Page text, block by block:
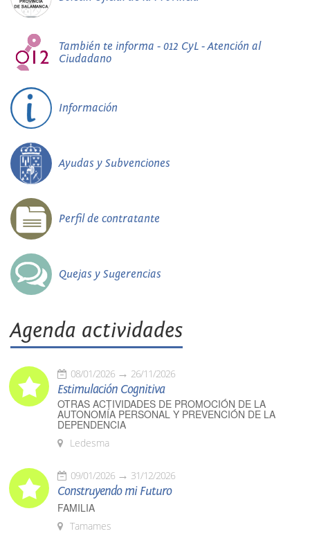
También te informa - 012 CyL - Atención al
Ciudadano
Información
Ayudas y Subvenciones
Perfil de contratante
Quejas y Sugerencias
Agenda actividades
08/01/2026 26/11/2026
Estimulación Cognitiva
OTRAS ACTIVIDADES DE PROMOCIÓN DE LA
AUTONOMÍA PERSONAL Y PREVENCIÓN DE LA
DEPENDENCIA
Ledesma
09/01/2026 31/12/2026
Construyendo mi Futuro
FAMILIA
Tamames